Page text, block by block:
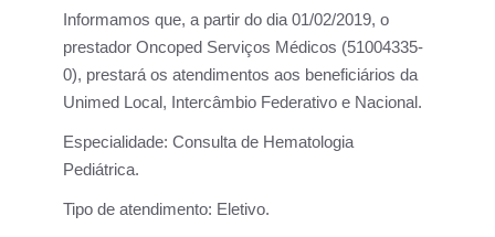
Informamos que, a partir do dia 01/02/2019, o
prestador Oncoped Serviços Médicos (51004335-
0), prestará os atendimentos aos beneficiários da
Unimed Local, Intercâmbio Federativo e Nacional.
Especialidade: Consulta de Hematologia
Pediátrica.
Tipo de atendimento: Eletivo.